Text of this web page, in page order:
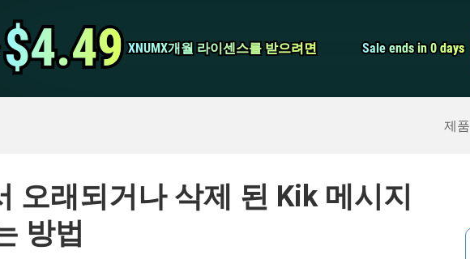
$4.49
$4.49 XNUMX개월 라이센스를 받으려면
XNUMX개월 라이센스를 받으려면 Sale ends in 0 days
Sale ends in 0 days
제품
스크린 레코더
오래되거나 삭제 된 Kik 메시지
방법